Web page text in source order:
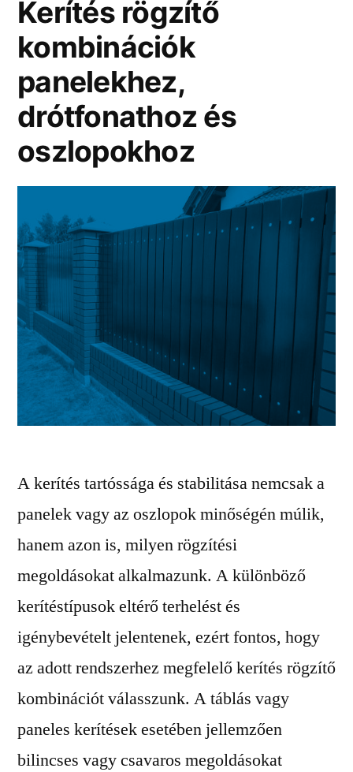
Kerítés rögzítő
kombinációk
panelekhez,
drótfonathoz és
oszlopokhoz
A kerítés tartóssága és stabilitása nemcsak a
panelek vagy az oszlopok minőségén múlik,
hanem azon is, milyen rögzítési
megoldásokat alkalmazunk. A különböző
kerítéstípusok eltérő terhelést és
igénybevételt jelentenek, ezért fontos, hogy
az adott rendszerhez megfelelő kerítés rögzítő
kombinációt válasszunk. A táblás vagy
paneles kerítések esetében jellemzően
bilincses vagy csavaros megoldásokat